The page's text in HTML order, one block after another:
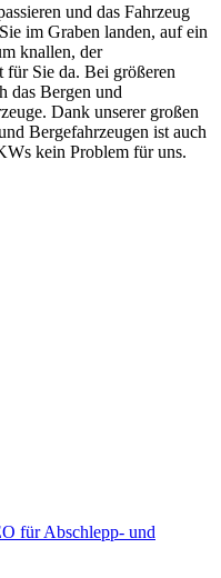
und das Fahrzeug
im Graben landen, auf ein
knallen, der
für Sie da. Bei größeren
das Bergen und
Dank unserer großen
Bergefahrzeugen ist auch
kein Problem für uns.
für Abschlepp- und